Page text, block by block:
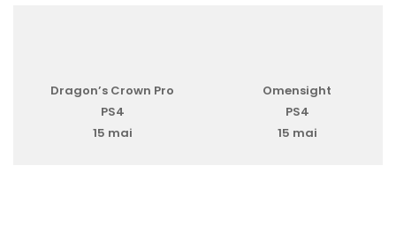
Dragon’s Crown Pro
PS4
15 mai
Omensight
PS4
15 mai